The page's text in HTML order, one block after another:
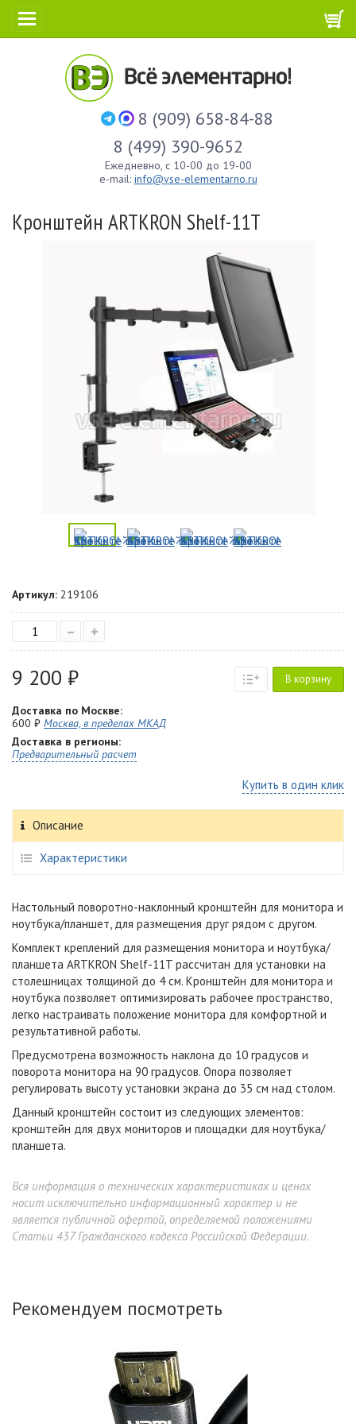
8 (909) 658-84-88
8 (499) 390-9652
Ежедневно, с 10-00 до 19-00
e-mail: info@vse-elementarno.ru
Кронштейн ARTKRON Shelf-11T
Артикул: 219106
– +
9 200 ₽ В корзину
Доставка по Москве:
600 ₽ Москва, в пределах МКАД
Доставка в регионы:
Предварительный расчет
Купить в один клик
Описание
Характеристики
Настольный поворотно-наклонный кронштейн для монитора и
ноутбука/планшет, для размещения друг рядом с другом.
Комплект креплений для размещения монитора и ноутбука/
планшета ARTKRON Shelf-11T рассчитан для установки на
столешницах толщиной до 4 см. Кронштейн для монитора и
ноутбука позволяет оптимизировать рабочее пространство,
легко настраивать положение монитора для комфортной и
результативной работы.
Предусмотрена возможность наклона до 10 градусов и
поворота монитора на 90 градусов. Опора позволяет
регулировать высоту установки экрана до 35 см над столом.
Данный кронштейн состоит из следующих элементов:
кронштейн для двух мониторов и площадки для ноутбука/
планшета.
Вся информация о технических характеристиках и ценах
носит исключительно информационный характер и не
является публичной офертой, определяемой положениями
Статьи 437 Гражданского кодекса Российской Федерации.
Рекомендуем посмотреть